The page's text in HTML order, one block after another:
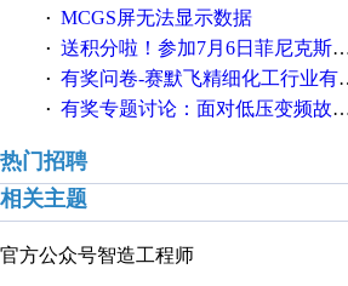
· MCGS屏无法显示数据
· 送积分啦！参加7月6日菲尼克斯在线研讨会即得
· 有奖问卷-赛默飞精细化工行业有奖调查来袭！
· 有奖专题讨论：面对低压变频故障，老手是这样解决的！
热门招聘
相关主题
官方公众号智造工程师